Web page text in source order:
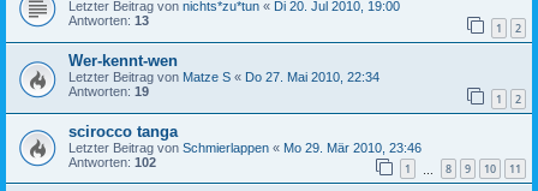
Letzter Beitrag von nichts*zu*tun « Di 20. Jul 2010, 19:00
Antworten: 13 1 2
Wer-kennt-wen
Letzter Beitrag von Matze S « Do 27. Mai 2010, 22:34
Antworten: 19 1 2
scirocco tanga
Letzter Beitrag von Schmierlappen « Mo 29. Mär 2010, 23:46
Antworten: 102 1 8 9 10 11